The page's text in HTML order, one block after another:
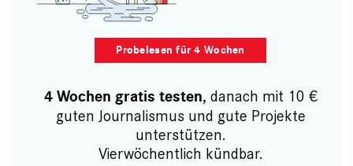
Probelesen für 4 Wochen
4 Wochen gratis testen, danach mit 10 €
guten Journalismus und gute Projekte
unterstützen.
Vierwöchentlich kündbar.